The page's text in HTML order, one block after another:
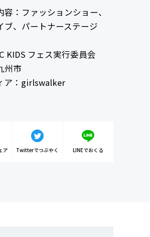
容：ファッションショー、
ブ、パートナーステージ
KIDS フェス実行委員会
州市
ア：girlswalker
ア Twitterでつぶやく LINEでおくる